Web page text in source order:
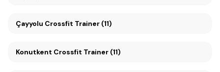
Çayyolu Crossfit Trainer (11)
Konutkent Crossfit Trainer (11)